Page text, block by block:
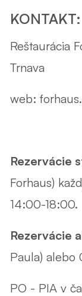
KONTAKT:
Reštaurácia
Trnava
web:
Rezervácie
Forhaus)
14:00-18:00.
Rezervácie
Paula) alebo
PO - PIA v